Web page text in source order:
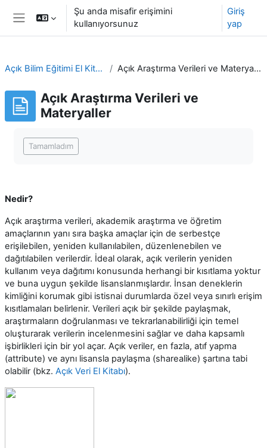
Şu anda misafir erişimini
kullanıyorsunuz
Giriş
yap
Açık Bilim Eğitimi El Kitabı Açık Araştırma Verileri ve Materyaller
Açık Araştırma Verileri ve
Materyaller
Tamamladım
Nedir?
Açık araştırma verileri, akademik araştırma ve öğretim
amaçlarının yanı sıra başka amaçlar için de serbestçe
erişilebilen, yeniden kullanılabilen, düzenlenebilen ve
dağıtılabilen verilerdir. İdeal olarak, açık verilerin yeniden
kullanım veya dağıtımı konusunda herhangi bir kısıtlama yoktur
ve buna uygun şekilde lisanslanmışlardır. İnsan deneklerin
kimliğini korumak gibi istisnai durumlarda özel veya sınırlı erişim
kısıtlamaları belirlenir. Verileri açık bir şekilde paylaşmak,
araştırmaların doğrulanması ve tekrarlanabilirliği için temel
oluşturarak verilerin incelenmesini sağlar ve daha kapsamlı
işbirlikleri için bir yol açar. Açık veriler, en fazla, atıf yapma
(attribute) ve aynı lisansla paylaşma (sharealike) şartına tabi
olabilir (bkz. Açık Veri El Kitabı).